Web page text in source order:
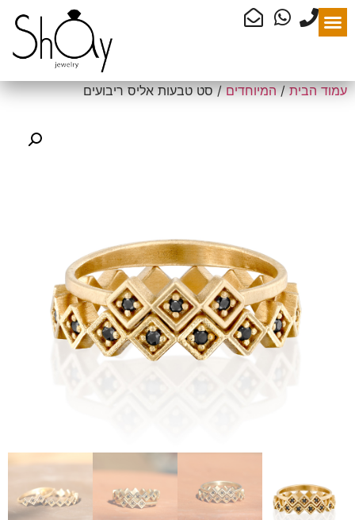
עמוד הבית/המיוחדים/ סט טבעות אליס ריבועים